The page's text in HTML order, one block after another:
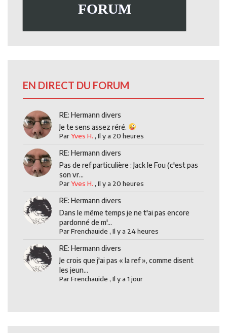
FORUM
EN DIRECT DU FORUM
RE: Hermann divers
Je te sens assez réré.
ParYves H. ,Il y a 20 heures
RE: Hermann divers
Pas de ref particulière : Jack le Fou (c'est pas
son vr...
ParYves H. ,Il y a 20 heures
RE: Hermann divers
Dans le même temps je ne t'ai pas encore
pardonné de m'...
ParFrenchauide ,Il y a 24 heures
RE: Hermann divers
Je crois que j'ai pas « la ref », comme disent
les jeun...
ParFrenchauide ,Il y a 1 jour